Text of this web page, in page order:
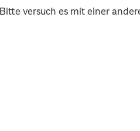
Bitte versuch es mit einer